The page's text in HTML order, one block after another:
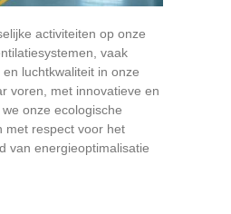
activiteiten op onze
vaak
luchtkwaliteit in onze
voren, met innovatieve en
onze ecologische
met respect voor het
van energieoptimalisatie